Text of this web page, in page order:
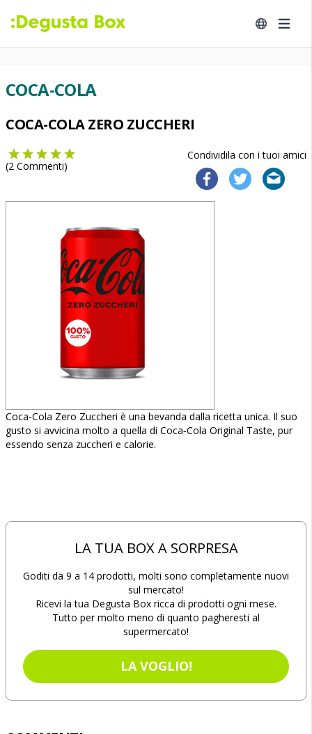
COCA-COLA
COCA-COLA ZERO ZUCCHERI
Condividila con i tuoi amici
(2 Commenti)
Coca‑Cola Zero Zuccheri è una bevanda dalla ricetta unica. Il suo
gusto si avvicina molto a quella di Coca‑Cola Original Taste, pur
essendo senza zuccheri e calorie.
LA TUA BOX A SORPRESA
Goditi da 9 a 14 prodotti, molti sono completamente nuovi
sul mercato!
Ricevi la tua Degusta Box ricca di prodotti ogni mese.
Tutto per molto meno di quanto pagheresti al
supermercato!
LA VOGLIO!